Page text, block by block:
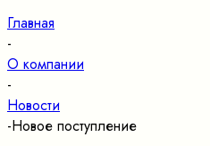
Главная
-
О компании
-
Новости
-Новое поступление